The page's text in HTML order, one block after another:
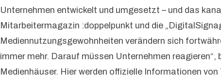
Unternehmen entwickelt und umgesetzt – und das
Mitarbeitermagazin :doppelpunkt und die
Mediennutzungsgewohnheiten verändern sich
immer mehr. Darauf müssen Unternehmen
Medienhäuser. Hier werden offizielle Informationen